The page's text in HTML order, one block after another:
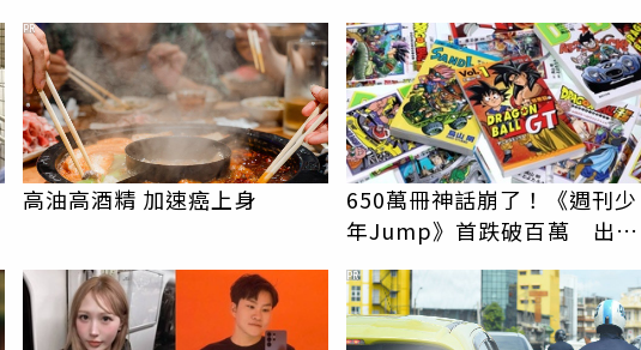
高油高酒精 加速癌上身
PR
650萬冊神話崩了！《週刊少
年Jump》首跌破百萬 出版
PR